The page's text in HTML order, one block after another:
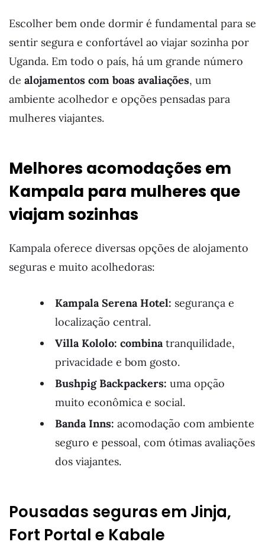
Escolher bem onde dormir é fundamental para se
sentir segura e confortável ao viajar sozinha por
Uganda. Em todo o país, há um grande número
de alojamentos com boas avaliações, um
ambiente acolhedor e opções pensadas para
mulheres viajantes.
Melhores acomodações em
Kampala para mulheres que
viajam sozinhas
Kampala oferece diversas opções de alojamento
seguras e muito acolhedoras:
Kampala Serena Hotel: segurança e
localização central.
Villa Kololo: combinatranquilidade,
privacidade e bom gosto.
Bushpig Backpackers: uma opção
muito econômica e social.
Banda Inns: acomodação com ambiente
seguro e pessoal, com ótimas avaliações
dos viajantes.
Pousadas seguras em Jinja,
Fort Portal e Kabale